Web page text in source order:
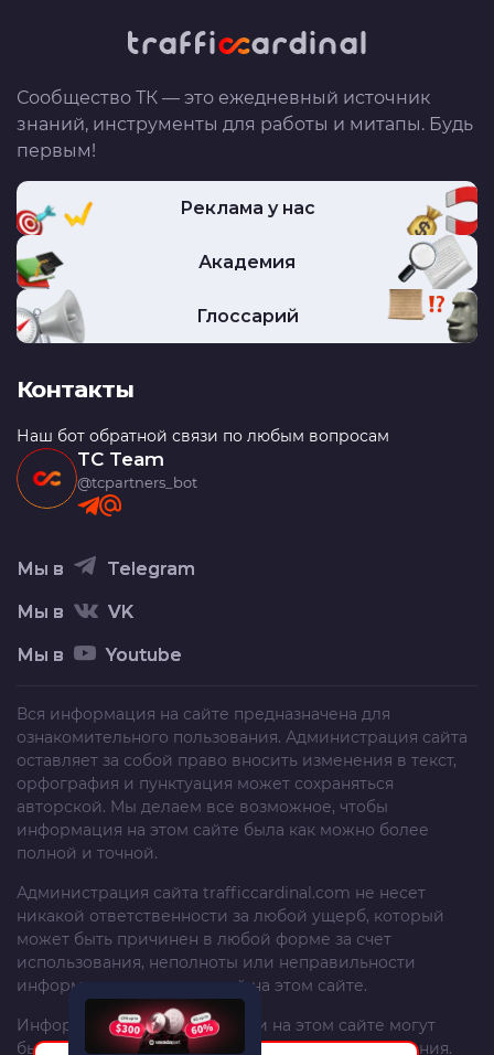
Сообщество ТК — это ежедневный источник
знаний, инструменты для работы и митапы. Будь
первым!
Реклама у нас
Академия
Глоссарий
Контакты
Наш бот обратной связи по любым вопросам
TC Team
@tcpartners_bot
Мы в Telegram
Мы в VK
Мы в Youtube
Вся информация на сайте предназначена для
ознакомительного пользования. Администрация сайта
оставляет за собой право вносить изменения в текст,
орфография и пунктуация может сохраняться
авторской. Мы делаем все возможное, чтобы
информация на этом сайте была как можно более
полной и точной.
Администрация сайта trafficcardinal.com не несет
никакой ответственности за любой ущерб, который
может быть причинен в любой форме за счет
использования, неполноты или неправильности
информации, размещенной на этом сайте.
Информация и рекомендации на этом сайте могут
быть изменены без предварительного уведомления.